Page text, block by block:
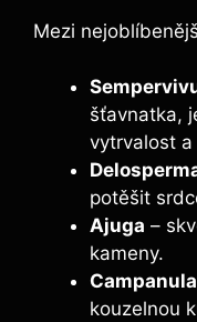
Mezi
šťavnatka,
vytrvalost a
potěšit
Ajuga –
kameny.
Campanula
kouzelnou